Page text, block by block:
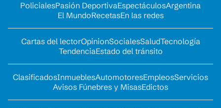
PolicialesPasión DeportivaEspectáculosArgentina
El MundoRecetasEn las redes
Cartas del lectorOpinionSocialesSaludTecnología
TendenciaEstado del tránsito
ClasificadosInmueblesAutomotoresEmpleosServicios
Avisos Fúnebres y MisasEdictos